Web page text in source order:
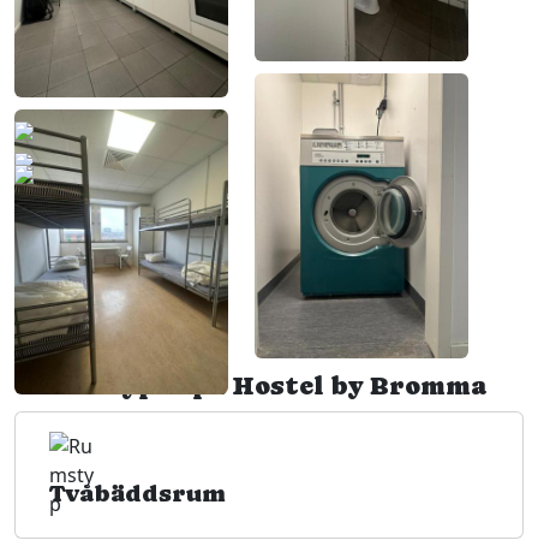
Rumstyper på Hostel by Bromma
Tvåbäddsrum